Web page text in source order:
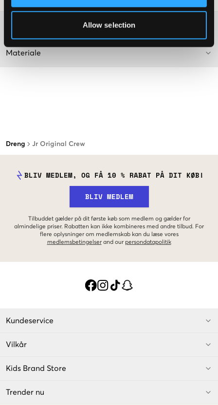
Allow selection
Dreng Jr Original Crew
Materiale
BLIV MEDLEM, OG FÅ 10 % RABAT PÅ DIT KØB!
BLIV MEDLEM
Tilbuddet gælder på dit første køb som medlem og gælder for
almindelige priser. Rabatten kan ikke kombineres med andre tilbud. For
flere oplysninger om medlemskab kan du læse vores
medlemsbetingelser and our persondatapolitik
Kundeservice
Vilkår
Kids Brand Store
Trender nu